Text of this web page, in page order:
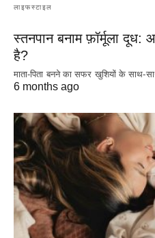
लाइफस्टाइल
स्तनपान बनाम फ़ॉर्मूला
है?
माता-पिता बनने का सफर खुशियों के
6 months ago